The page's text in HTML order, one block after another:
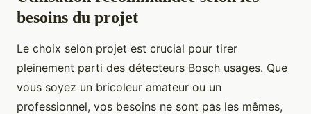
besoins du projet
Le choix selon projet est crucial pour tirer
pleinement parti des détecteurs Bosch usages. Que
vous soyez un bricoleur amateur ou un
professionnel, vos besoins ne sont pas les mêmes,